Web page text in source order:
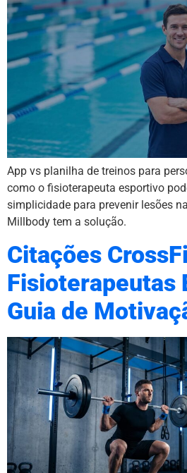
App vs planilha de treinos para
como o fisioterapeuta esportivo
simplicidade para prevenir lesões
Millbody tem a solução.
Citações
Fisioterapeutas
Guia de